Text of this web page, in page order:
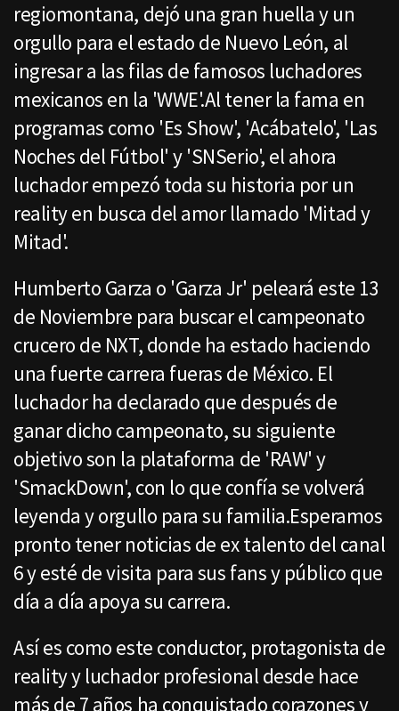
regiomontana, dejó una gran huella y un
orgullo para el estado de Nuevo León, al
ingresar a las filas de famosos luchadores
mexicanos en la 'WWE'.Al tener la fama en
programas como 'Es Show', 'Acábatelo', 'Las
Noches del Fútbol' y 'SNSerio', el ahora
luchador empezó toda su historia por un
reality en busca del amor llamado 'Mitad y
Mitad'.
Humberto Garza o 'Garza Jr' peleará este 13
de Noviembre para buscar el campeonato
crucero de NXT, donde ha estado haciendo
una fuerte carrera fueras de México. El
luchador ha declarado que después de
ganar dicho campeonato, su siguiente
objetivo son la plataforma de 'RAW' y
'SmackDown', con lo que confía se volverá
leyenda y orgullo para su familia.Esperamos
pronto tener noticias de ex talento del canal
6 y esté de visita para sus fans y público que
día a día apoya su carrera.
Así es como este conductor, protagonista de
reality y luchador profesional desde hace
más de 7 años ha conquistado corazones y